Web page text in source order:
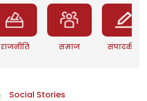
राजनीति समाज संपादकीय
Social Stories